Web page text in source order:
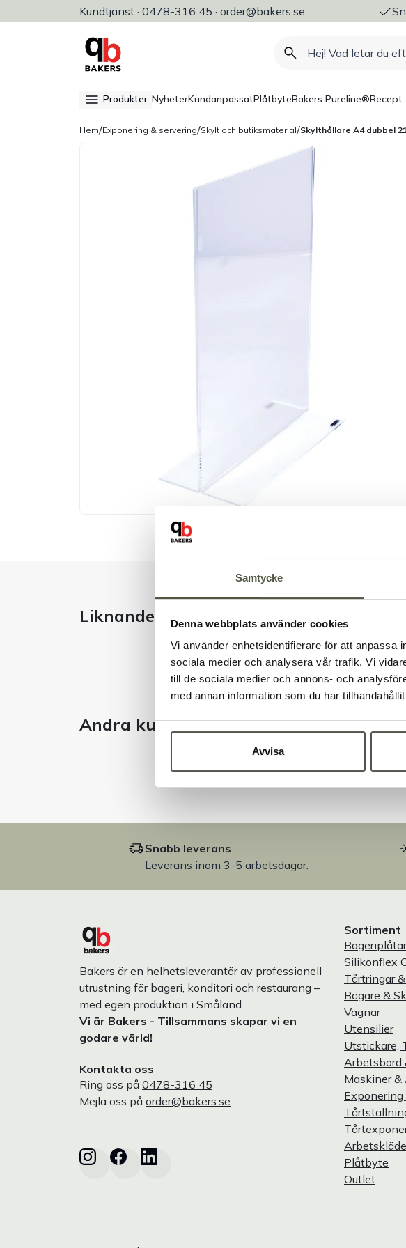
Samtycke
Denna webbplats använder cookies
Vi använder enhetsidentifierare för att anpassa
sociala medier och analysera vår trafik. Vi
till de sociala medier och annons- och
med annan information som du har
Avvisa
Kundtjänst · 0478-316 45 · order@bakers.se
Allt för bageri, konditori & restaurang
Produkter NyheterKundanpassatPlåtbyteBakers Pureline®Recept
Hem/Exponering & servering/Skylt och butiksmaterial/Skylthållare A4 dubbel
Liknande produkter
Andra kunder tittade även på
Snabb leverans
Leverans inom 3-5 arbetsdagar.
Bakers är en helhetsleverantör av professionell
utrustning för bageri, konditori och restaurang –
med egen produktion i Småland.
Vi är Bakers - Tillsammans skapar vi en
godare värld!
Kontakta oss
Ring oss på 0478-316 45
Mejla oss på order@bakers.se
Sortiment
Silikonflex
Tårtringar
Bägare &
Vagnar
Utensilier
Utstickare,
Arbetsbord
Maskiner
Exponering
Plåtbyte
Outlet
Handlar
Fortsätt som